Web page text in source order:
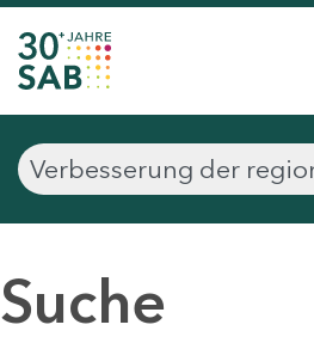
Suche